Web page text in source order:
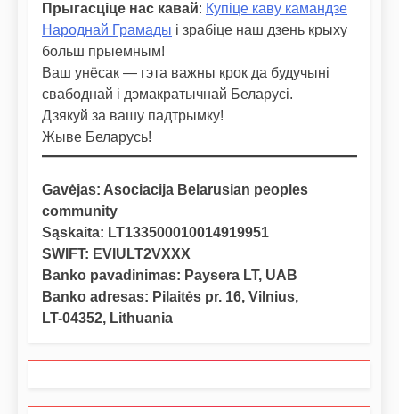
Прыгасціце нас кавай: Купіце каву камандзе
Народнай Грамады і зрабіце наш дзень крыху
больш прыемным!
Ваш унёсак — гэта важны крок да будучыні
свабоднай і дэмакратычнай Беларусі.
Дзякуй за вашу падтрымку!
Жыве Беларусь!
Gavėjas: Asociacija Belarusian peoples
community
Sąskaita: LT133500010014919951
SWIFT: EVIULT2VXXX
Banko pavadinimas: Paysera LT, UAB
Banko adresas: Pilaitės pr. 16, Vilnius,
LT-04352, Lithuania